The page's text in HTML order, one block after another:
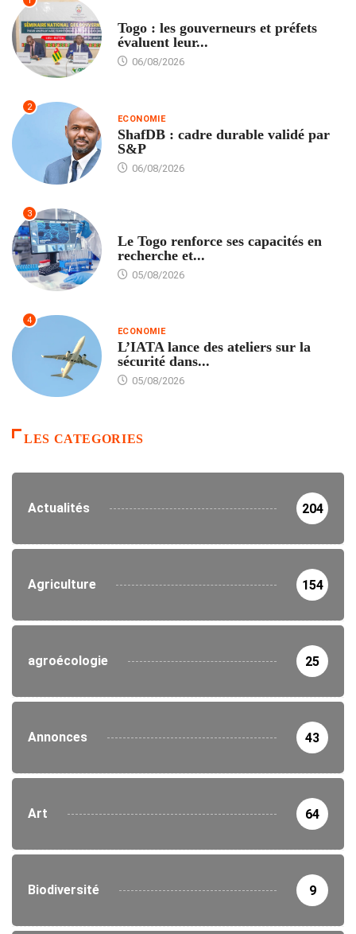
Togo : les gouverneurs et préfets
évaluent leur...
06/08/2026
2
ECONOMIE
ShafDB : cadre durable validé par
S&P
06/08/2026
3
Le Togo renforce ses capacités en
recherche et...
05/08/2026
4
ECONOMIE
L’IATA lance des ateliers sur la
sécurité dans...
05/08/2026
LES CATEGORIES
Actualités 204
Agriculture 154
agroécologie 25
Annonces 43
Art 64
Biodiversité 9